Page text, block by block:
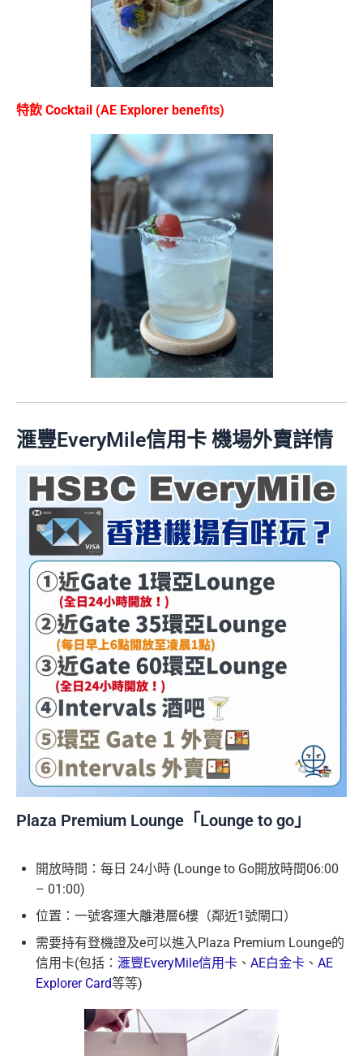
特飲 Cocktail (AE Explorer benefits)
滙豐EveryMile信用卡 機場外賣詳情
Plaza Premium Lounge「Lounge to go」
開放時間：每日 24小時 (Lounge to Go開放時間06:00
– 01:00)
位置：一號客運大離港層6樓（鄰近1號閘口）
需要持有登機證及e可以進入Plaza Premium Lounge的
信用卡(包括： 滙豐EveryMile信用卡 、 AE白金卡 、 AE
Explorer Card等等)